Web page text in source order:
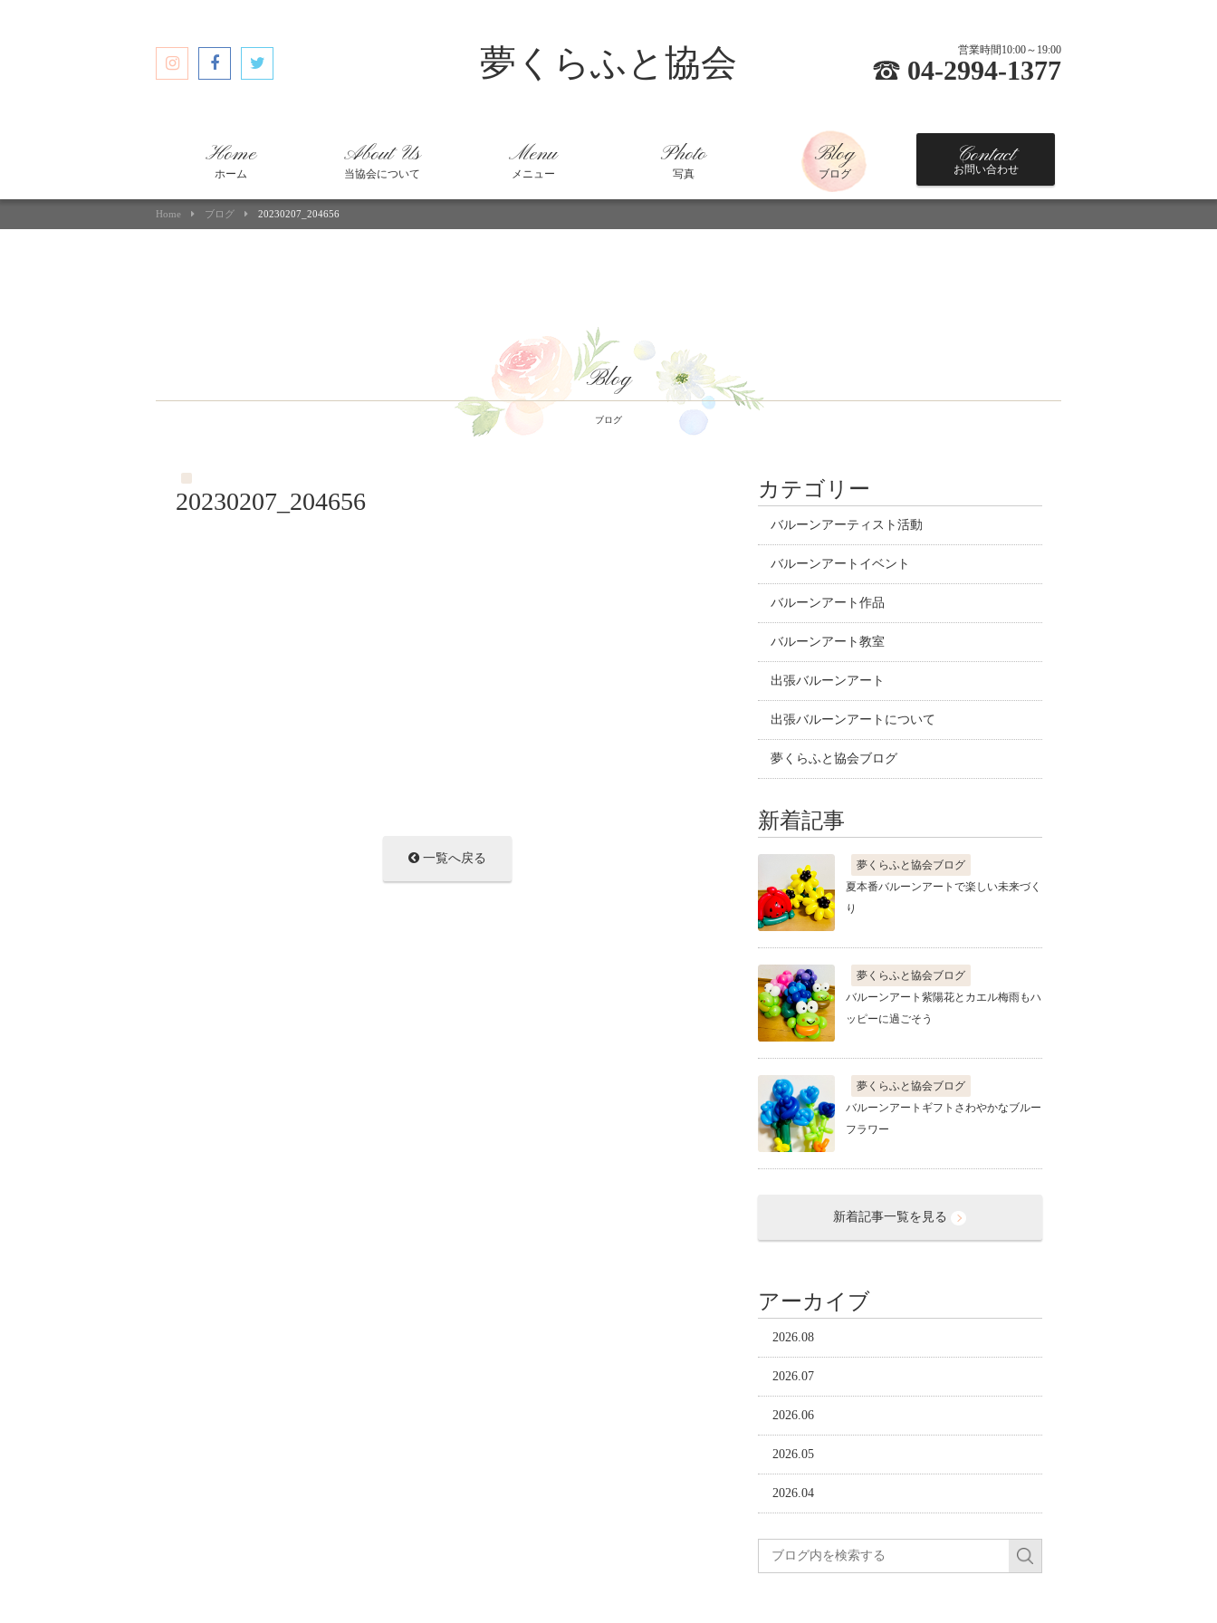
夢くらふと協会 営業時間10:00～19:00
04-2994-1377
Home
ホーム
About Us
当協会について
Menu
メニュー
Photo
写真
Blog
ブログ
Contact
お問い合わせ
Home ブログ 20230207_204656
Blog
ブログ
20230207_204656
一覧へ戻る
カテゴリー
バルーンアーティスト活動
バルーンアートイベント
バルーンアート作品
バルーンアート教室
出張バルーンアート
出張バルーンアートについて
夢くらふと協会ブログ
新着記事
夢くらふと協会ブログ
夏本番バルーンアートで楽しい未来づく
り
夢くらふと協会ブログ
バルーンアート紫陽花とカエル梅雨もハ
ッピーに過ごそう
夢くらふと協会ブログ
バルーンアートギフトさわやかなブルー
フラワー
新着記事一覧を見る
アーカイブ
2026.08
2026.07
2026.06
2026.05
2026.04